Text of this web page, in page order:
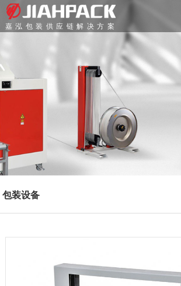
嘉泓包装供应链解决方案
包装设备